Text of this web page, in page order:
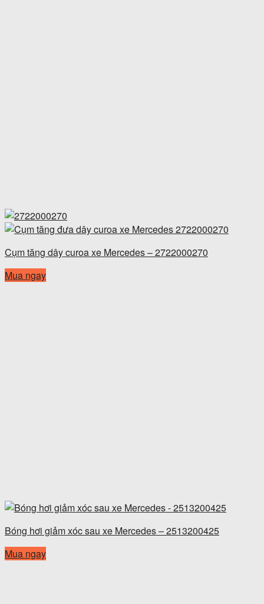
Cụm tăng dây curoa xe Mercedes – 2722000270
Mua ngay
Bóng hơi giảm xóc sau xe Mercedes – 2513200425
Mua ngay